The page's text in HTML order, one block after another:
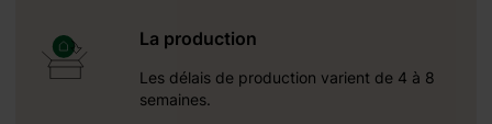
La production
Les délais de production varient de 4 à 8
semaines.